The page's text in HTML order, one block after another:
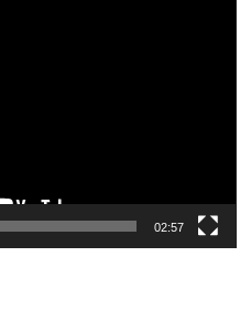
02:57